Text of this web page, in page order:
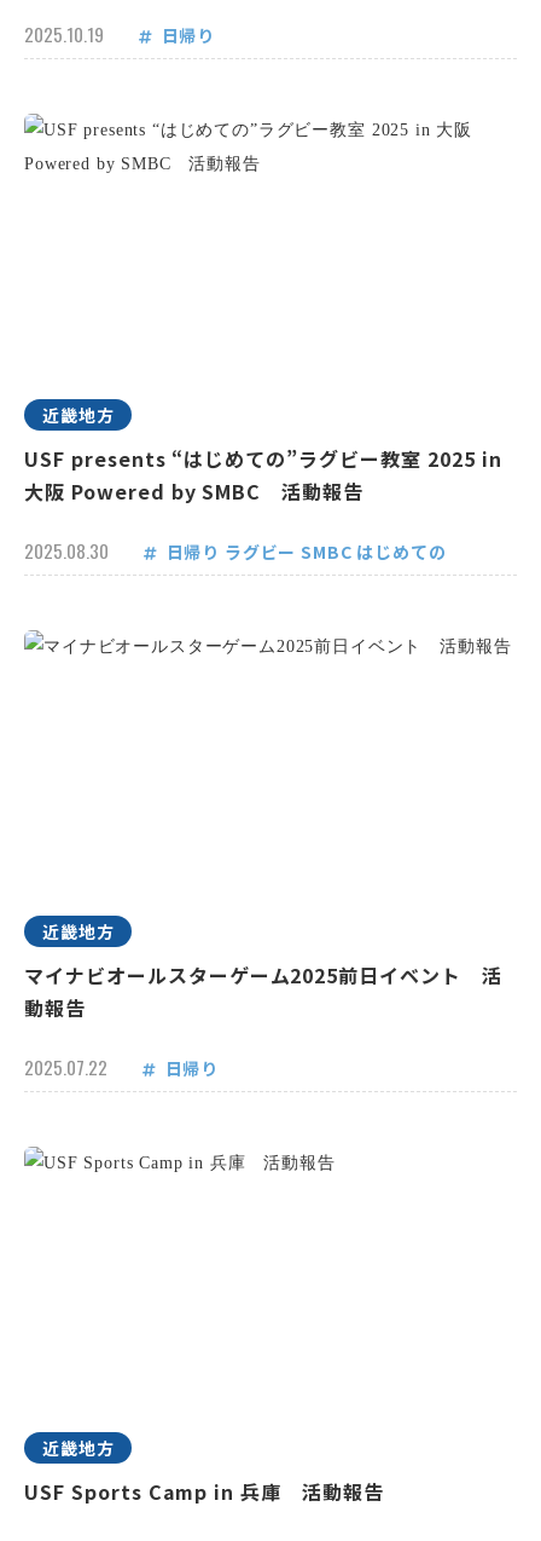
2025.10.19 日帰り
近畿地方
USF presents “はじめての”ラグビー教室 2025 in
大阪 Powered by SMBC 活動報告
2025.08.30 日帰り ラグビー SMBC はじめての
近畿地方
マイナビオールスターゲーム2025前日イベント 活
動報告
2025.07.22 日帰り
近畿地方
USF Sports Camp in 兵庫 活動報告